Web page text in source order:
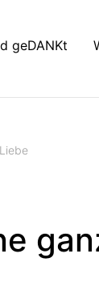
geDANKt